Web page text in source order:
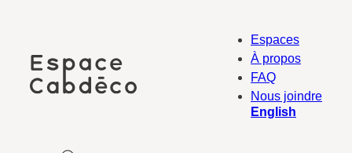
contenu
Espaces
À propos
FAQ
Nous joindre
English